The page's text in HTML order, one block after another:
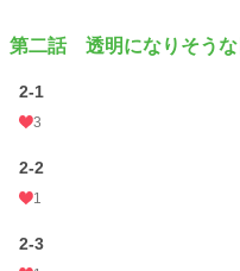
第二話 透明になりそうな
2-1
3
2-2
1
2-3